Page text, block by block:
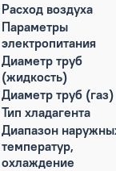
Расход воздуха
Параметры
электропитания
Диаметр труб
(жидкость)
Диаметр труб (газ)
Тип хладагента
Диапазон
температур,
охлаждение